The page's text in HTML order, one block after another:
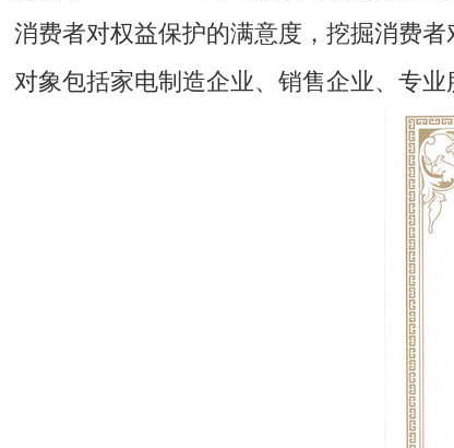
消费者对权益保护的满意度，挖掘消费
对象包括家电制造企业、销售企业、专